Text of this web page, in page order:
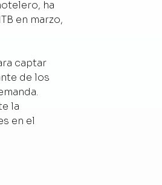
ha
en marzo,
captar
de los
la
en el